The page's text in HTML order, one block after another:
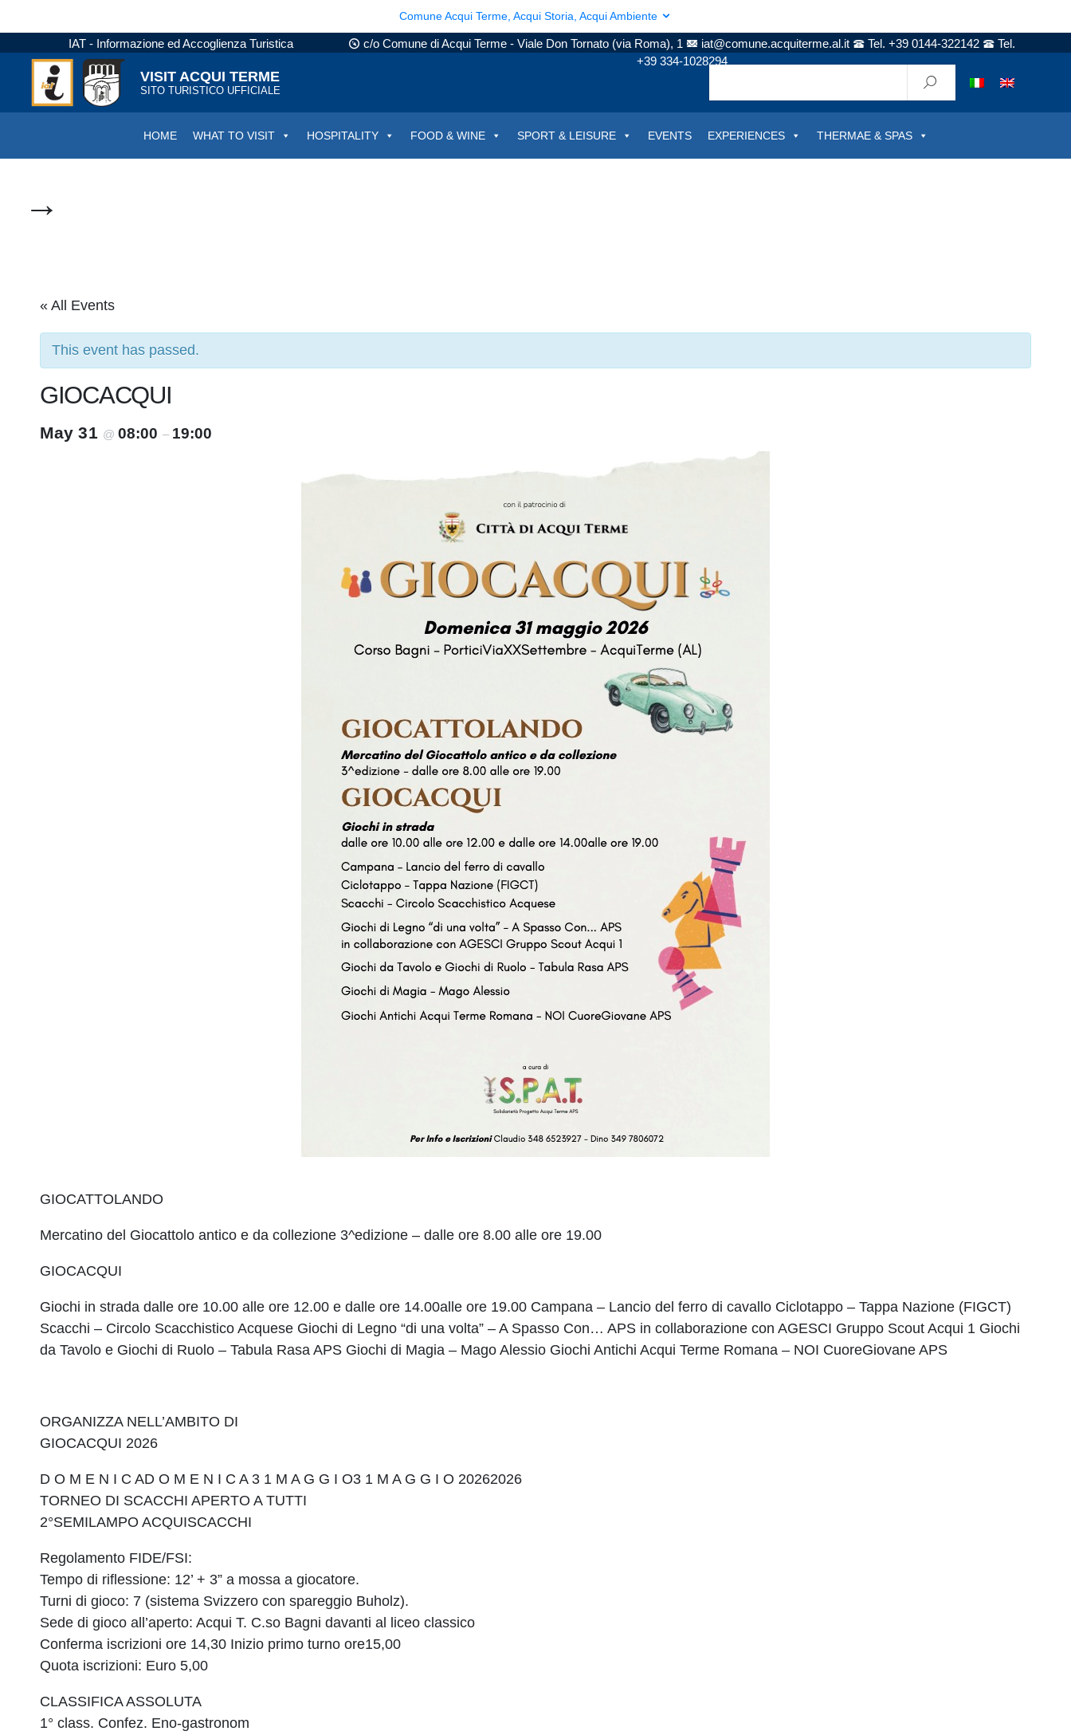
Comune Acqui Terme, Acqui Storia, Acqui Ambiente
IAT - Informazione ed Accoglienza Turistica c/o Comune di Acqui Terme - Viale Don Tornato (via Roma), 1 iat@comune.acquiterme.al.it Tel. +39 0144-322142
Tel.
+39 334-1028294
VISIT ACQUI TERME
SITO TURISTICO UFFICIALE
HOME WHAT TO VISIT HOSPITALITY FOOD & WINE SPORT & LEISURE EVENTS EXPERIENCES THERMAE & SPAS
→
« All Events
This event has passed.
GIOCACQUI
May 31 @ 08:00 – 19:00
GIOCATTOLANDO
Mercatino del Giocattolo antico e da collezione 3^edizione – dalle ore 8.00 alle ore 19.00
GIOCACQUI
Giochi in strada dalle ore 10.00 alle ore 12.00 e dalle ore 14.00alle ore 19.00 Campana – Lancio del ferro di cavallo Ciclotappo – Tappa Nazione (FIGCT)
Scacchi – Circolo Scacchistico Acquese Giochi di Legno “di una volta” – A Spasso Con… APS in collaborazione con AGESCI Gruppo Scout Acqui 1 Giochi
da Tavolo e Giochi di Ruolo – Tabula Rasa APS Giochi di Magia – Mago Alessio Giochi Antichi Acqui Terme Romana – NOI CuoreGiovane APS
ORGANIZZA NELL’AMBITO DI
GIOCACQUI 2026
D O M E N I C AD O M E N I C A 3 1 M A G G I O3 1 M A G G I O 20262026
TORNEO DI SCACCHI APERTO A TUTTI
2°SEMILAMPO ACQUISCACCHI
Regolamento FIDE/FSI:
Tempo di riflessione: 12’ + 3” a mossa a giocatore.
Turni di gioco: 7 (sistema Svizzero con spareggio Buholz).
Sede di gioco all’aperto: Acqui T. C.so Bagni davanti al liceo classico
Conferma iscrizioni ore 14,30 Inizio primo turno ore15,00
Quota iscrizioni: Euro 5,00
CLASSIFICA ASSOLUTA
1° class. Confez. Eno-gastronom